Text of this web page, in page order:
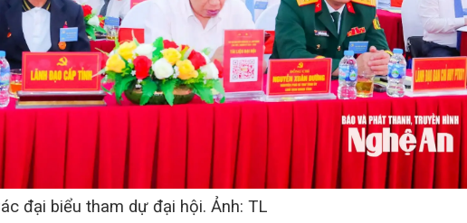
đại biểu tham dự đại hội. Ảnh: TL